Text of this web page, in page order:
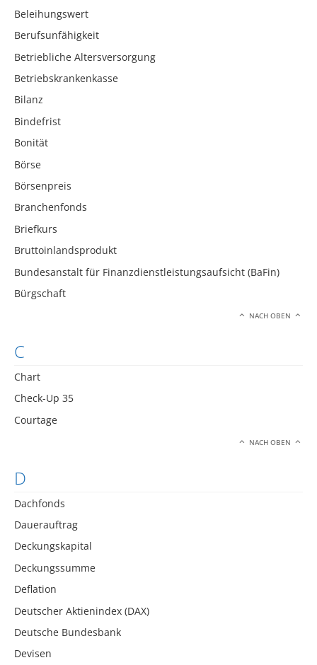
Beleihungswert
Berufsunfähigkeit
Betriebliche Altersversorgung
Betriebskrankenkasse
Bilanz
Bindefrist
Bonität
Börse
Börsenpreis
Branchenfonds
Briefkurs
Bruttoinlandsprodukt
Bundesanstalt für Finanzdienstleistungsaufsicht (BaFin)
Bürgschaft
NACH OBEN
C
Chart
Check-Up 35
Courtage
NACH OBEN
D
Dachfonds
Dauerauftrag
Deckungskapital
Deckungssumme
Deflation
Deutscher Aktienindex (DAX)
Deutsche Bundesbank
Devisen